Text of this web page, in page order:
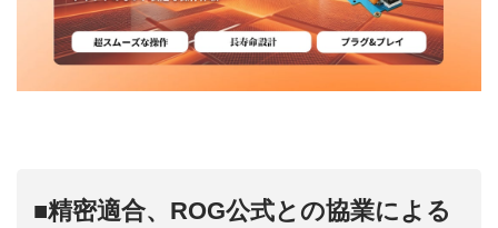
■精密適合、ROG公式との協業による